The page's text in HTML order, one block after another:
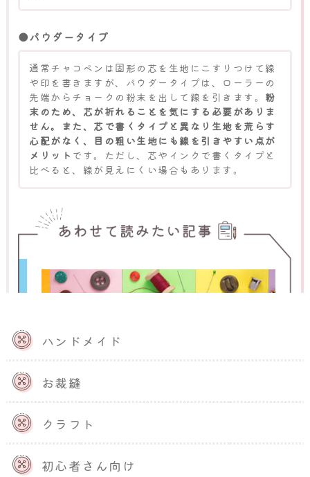
ハンドメイド
お裁縫
クラフト
初心者さん向け
●パウダータイプ
通常チャコペンは固形の芯を生地にこすりつけて線
や印を書きますが、パウダータイプは、ローラーの
先端からチョークの粉末を出して線を引きます。 粉
末のため、芯が折れることを気にする必要がありま
せん。また、芯で書くタイプと異なり生地を荒らす
心配がなく、目の粗い生地にも線を引きやすい点が
メリット です。ただし、芯やインクで書くタイプと
比べると、線が見えにくい場合もあります。
【初心者向け】裁縫の基本｜必要な裁